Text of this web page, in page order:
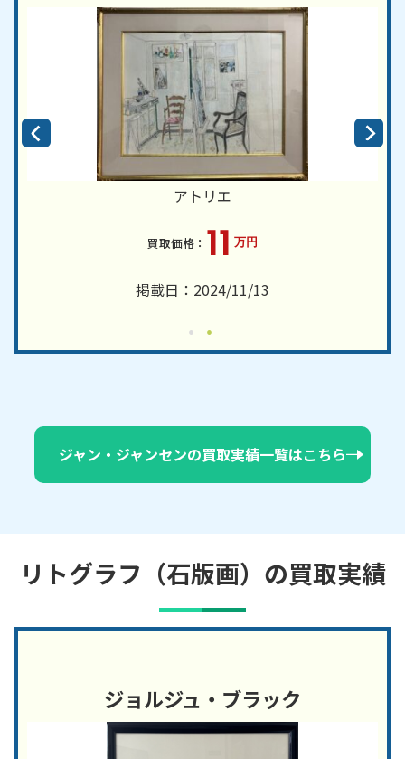
アトリエ
11 万円
掲載日：2024/11/13
ジャン・ジャンセンの買取実績一覧はこちら
リトグラフ（石版画）の買取実績
ジョルジュ・ブラック